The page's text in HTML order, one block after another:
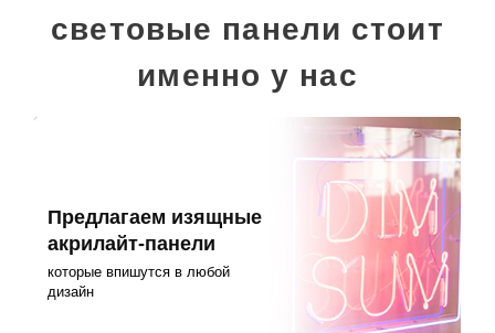
световые панели стоит
именно у нас
Предлагаем изящные
акрилайт-панели
которые впишутся в любой
дизайн